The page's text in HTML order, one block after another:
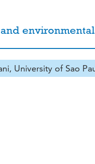
University of Sao